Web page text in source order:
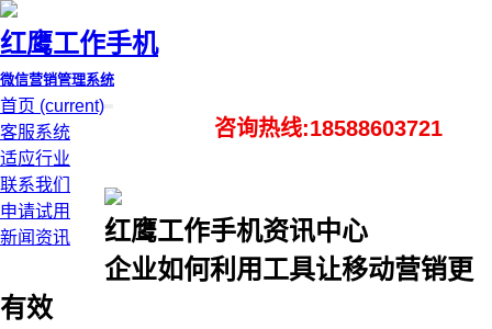
红鹰工作手机
微信营销管理系统
首页 (current)
客服系统
适应行业
联系我们
申请试用
新闻资讯
咨询热线:18588603721
红鹰工作手机资讯中心
企业如何利用工具让移动营销更
有效